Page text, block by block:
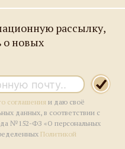
рассылку,
о новых
соглашения и даю своё
данных, в соответствии с
№152-ФЗ «О персональных
Политикой